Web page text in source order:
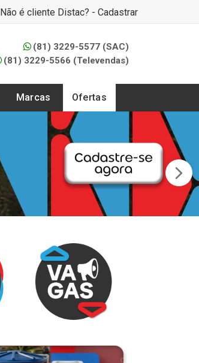
Não é cliente Distac? - Cadastrar
(81) 3229-5577 (SAC)
(81) 3229-5566 (Televendas)
Marcas Ofertas